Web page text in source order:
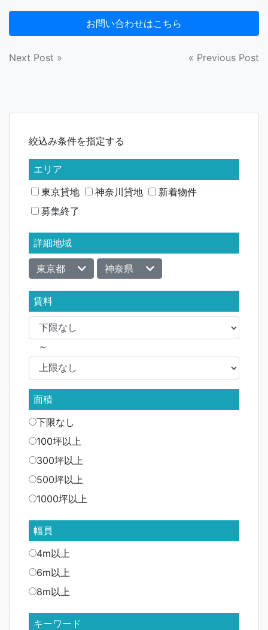
投
ナ
« Previous Post
Next Post »
絞込み条件を指定する
エリア
東京貸地
神奈川貸地
新着物件
募集終了
詳細地域
東京都 神奈県
賃料
～
面積
下限なし
100坪以上
300坪以上
500坪以上
1000坪以上
幅員
4m以上
6m以上
8m以上
キーワード